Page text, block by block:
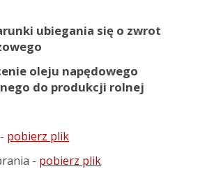
ubiegania się o zwrot
oleju napędowego
do produkcji rolnej
pobierz plik
- pobierz plik